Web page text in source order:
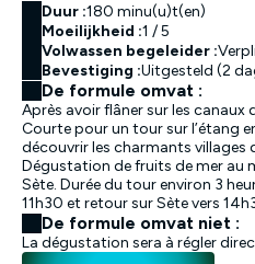
Duur :180 minu(u)t(en)
Moeilijkheid :1 / 5
Volwassen begeleider :
Bevestiging :Uitgesteld (2
De formule omvat :
Après avoir flâner sur les canaux
Courte pour un tour sur l’étang
découvrir les charmants villages
Dégustation de fruits de mer au
Sète. Durée du tour environ 3
11h30 et retour sur Sète vers
De formule omvat niet :
La dégustation sera à régler